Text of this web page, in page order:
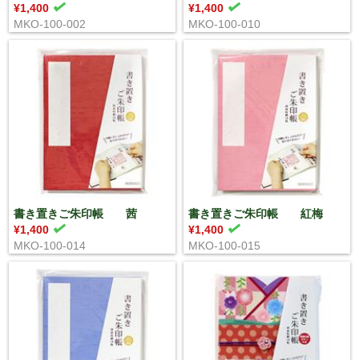
¥1,400
MKO-100-002
¥1,400
MKO-100-010
書き置きご朱印帳 茜
¥1,400
MKO-100-014
書き置きご朱印帳 紅梅
¥1,400
MKO-100-015